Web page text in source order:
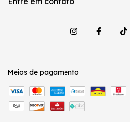
Meios de pagamento